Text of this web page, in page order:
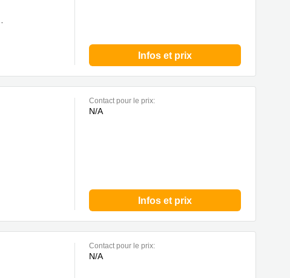
Infos et prix
Contact pour le prix:
N/A
Infos et prix
Contact pour le prix:
N/A